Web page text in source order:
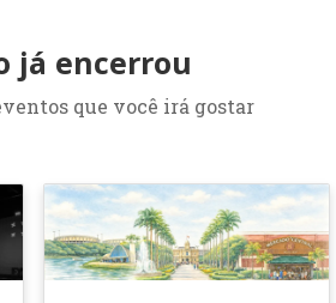
já encerrou
que você irá gostar